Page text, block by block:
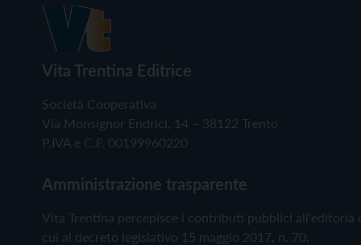
Vita Trentina Editrice
Società Cooperativa
Via Monsignor Endrici, 14 – 38122 Trento
P.IVA e C.F. 00199960220
Amministrazione trasparente
Vita Trentina percepisce i contributi pubblici all'editoria
cui al decreto legislativo 15 maggio 2017, n. 70.